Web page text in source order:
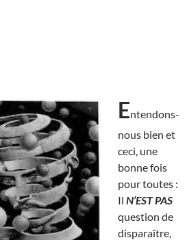
Entendons-
nous bien et
ceci, une
bonne fois
pour toutes :
Il N’EST PAS
question de
disparaître,